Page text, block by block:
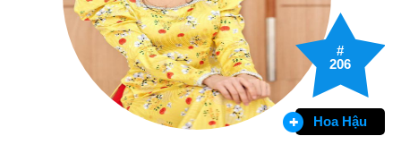
#
206
Hoa Hậu